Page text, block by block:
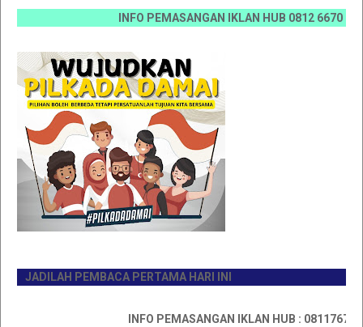
INFO PEMASANGAN IKLAN HUB 0812 6670
JADILAH PEMBACA PERTAMA HARI INI
INFO PEMASANGAN IKLAN HUB : 0811767335